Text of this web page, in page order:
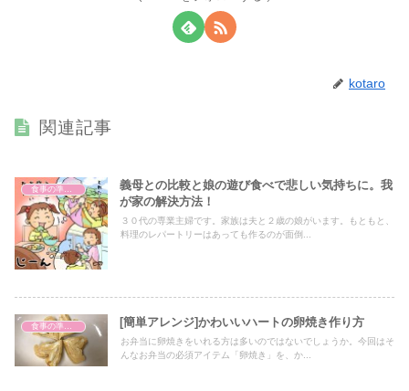
kotaro
関連記事
義母との比較と娘の遊び食べで悲しい気持ちに。我
が家の解決方法！
３０代の専業主婦です。家族は夫と２歳の娘がいます。もともと、
料理のレパートリーはあっても作るのが面倒...
食事の準備（体験談） [簡単アレンジ]かわいいハートの卵焼き作り方
お弁当に卵焼きをいれる方は多いのではないでしょうか。今回はそ
んなお弁当の必須アイテム「卵焼き」を、か...